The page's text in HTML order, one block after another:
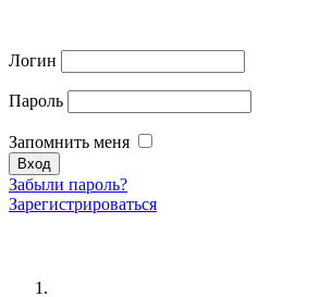
Логин
Пароль
Запомнить меня
Забыли пароль?
Зарегистрироваться